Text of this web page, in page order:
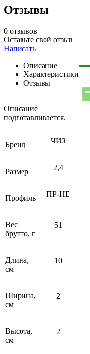
Отзывы
0 отзывов
Оставьте свой отзыв
Написать
Описание
Характеристики
Отзывы
Описание
подготавливается.
Бренд ЧИЗ
Размер 2,4
Профиль ПР-НЕ
Вес
брутто, г
51
Длина,
см
10
Ширина,
см
2
Высота,
см
2